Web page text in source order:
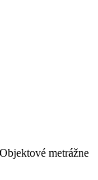
Objektové metrážne